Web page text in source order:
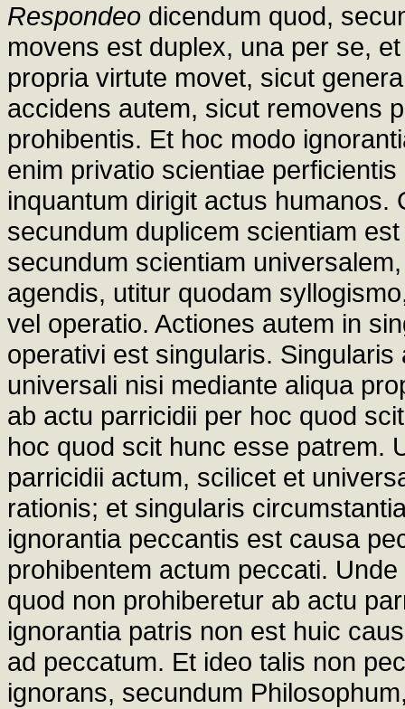
Respondeo dicendum quod,
movens est duplex, una per se,
propria virtute movet, sicut
accidens autem, sicut removens
prohibentis. Et hoc modo
enim privatio scientiae
inquantum dirigit actus
secundum duplicem scientiam
secundum scientiam
agendis, utitur quodam
vel operatio. Actiones autem in
operativi est singularis.
universali nisi mediante aliqua
ab actu parricidii per hoc quod
hoc quod scit hunc esse patrem.
parricidii actum, scilicet et
rationis; et singularis
ignorantia peccantis est causa
prohibentem actum peccati.
quod non prohiberetur ab actu
ignorantia patris non est huic
ad peccatum. Et ideo talis non
ignorans, secundum